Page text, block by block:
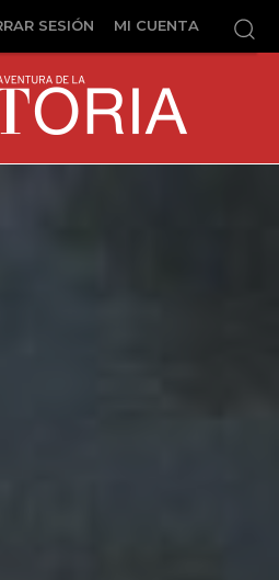
SESIÓN MI CUENTA